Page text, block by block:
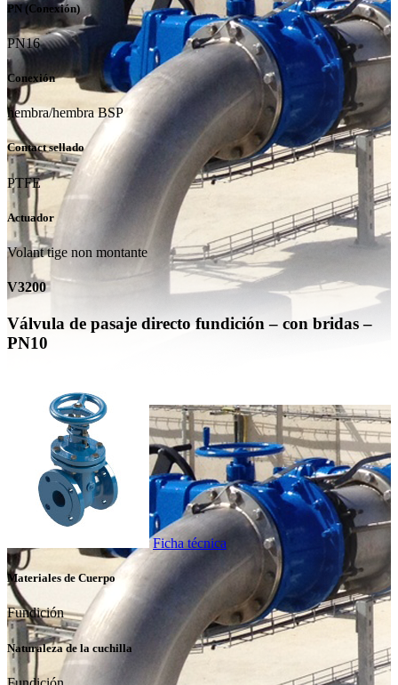
PN (Conexión)
PN16
Conexión
hembra/hembra BSP
Contact sellado
PTFE
Actuador
Volant tige non montante
V3200
Válvula de pasaje directo fundición – con bridas –
PN10
Ficha técnica
Materiales de Cuerpo
Fundición
Naturaleza de la cuchilla